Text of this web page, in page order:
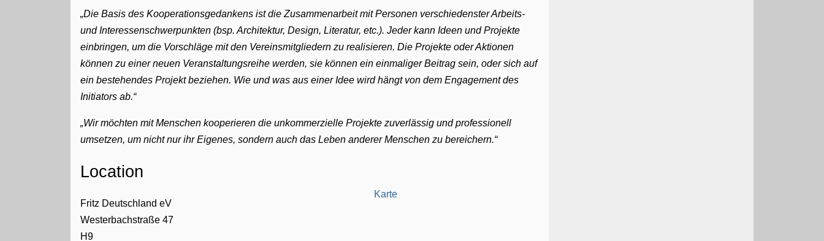
Die Basis des Kooperationsgedankens ist die Zusammenarbeit mit Personen verschiedenster Arbeits-
und Interessenschwerpunkten (bsp. Architektur, Design, Literatur, etc.). Jeder kann Ideen und Projekte
einbringen, um die Vorschläge mit den Vereinsmitgliedern zu realisieren. Die Projekte oder Aktionen
können zu einer neuen Veranstaltungsreihe werden, sie können ein einmaliger Beitrag sein, oder sich auf
ein bestehendes Projekt beziehen. Wie und was aus einer Idee wird hängt von dem Engagement des
Initiators ab.
Wir möchten mit Menschen kooperieren die unkommerzielle Projekte zuverlässig und professionell
umsetzen, um nicht nur ihr Eigenes, sondern auch das Leben anderer Menschen zu bereichern.
Location
Fritz Deutschland eV
Westerbachstraße 47
H9
Karte